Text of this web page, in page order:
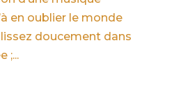
en oublier le monde
doucement dans
;...